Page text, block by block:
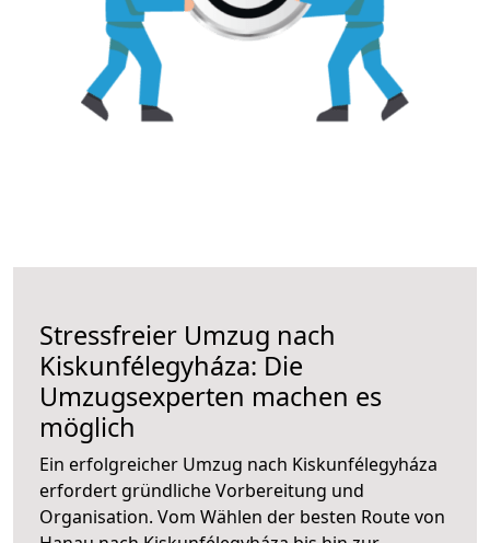
Stressfreier Umzug nach
Kiskunfélegyháza: Die
Umzugsexperten machen es
möglich
Ein erfolgreicher Umzug nach Kiskunfélegyháza
erfordert gründliche Vorbereitung und
Organisation. Vom Wählen der besten Route von